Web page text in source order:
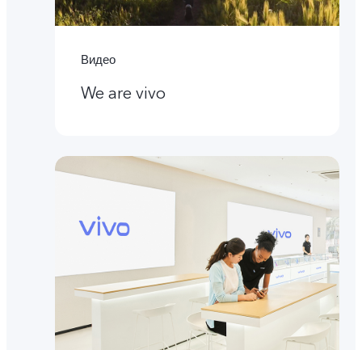
Видео
We are vivo